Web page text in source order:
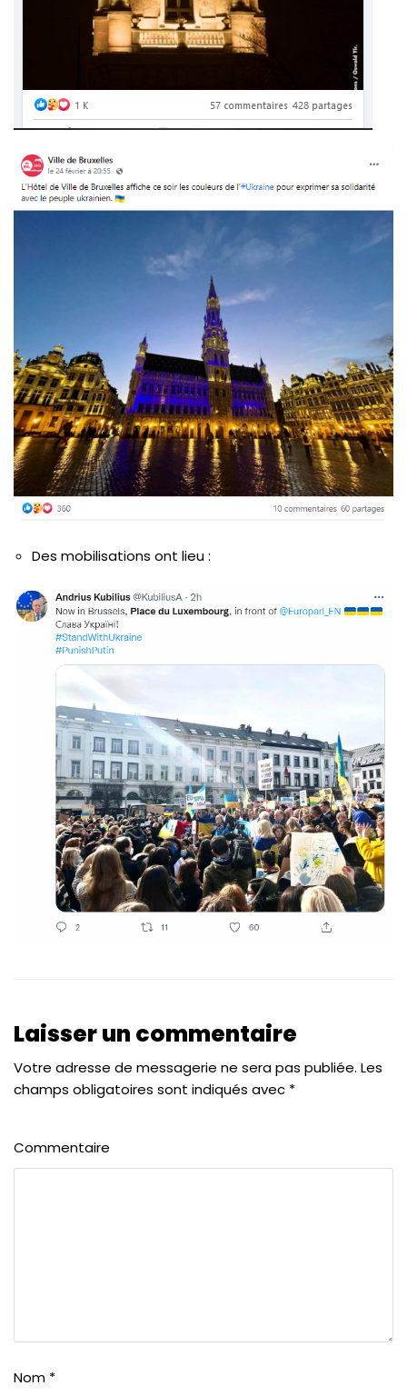
Des mobilisations ont lieu :
Laisser un commentaire
Votre adresse de messagerie ne sera pas publiée. Les
champs obligatoires sont indiqués avec *
Commentaire
Nom *